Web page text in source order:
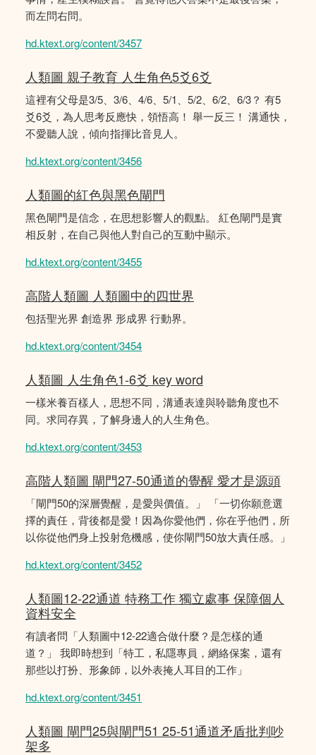
而左問右問。
hd.ktext.org/content/3457
人類圖 親子教育 人生角色5爻6爻
這裡有父母是3/5、3/6、4/6、5/1、5/2、6/2、6/3？ 有5
爻6爻，為人思考反應快，領悟高！ 舉一反三！ 溝通快，
不愛聽人說，傾向指揮比音見人。
hd.ktext.org/content/3456
人類圖的紅色與黑色閘門
黑色閘門是信念，在思想影響人的觀點。 紅色閘門是實
相反射，在自己與他人對自己的互動中顯示。
hd.ktext.org/content/3455
高階人類圖 人類圖中的四世界
包括聖光界 創造界 形成界 行動界。
hd.ktext.org/content/3454
人類圖 人生角色1-6爻 key word
一樣米養百樣人，思想不同，溝通表達與聆聽角度也不
同。求同存異，了解身邊人的人生角色。
hd.ktext.org/content/3453
高階人類圖 閘門27-50通道的覺醒 愛才是源頭
「閘門50的深層覺醒，是愛與價值。」 「一切你願意選
擇的責任，背後都是愛！因為你愛他們，你在乎他們，所
以你從他們身上投射危機感，使你閘門50放大責任感。」
hd.ktext.org/content/3452
人類圖12-22通道 特務工作 獨立處事 保障個人
資料安全
有讀者問「人類圖中12-22適合做什麼？是怎樣的通
道？」 我即時想到「特工，私隱專員，網絡保案，還有
那些以打扮、形象師，以外表掩人耳目的工作」
hd.ktext.org/content/3451
人類圖 閘門25與閘門51 25-51通道矛盾批判吵
架多